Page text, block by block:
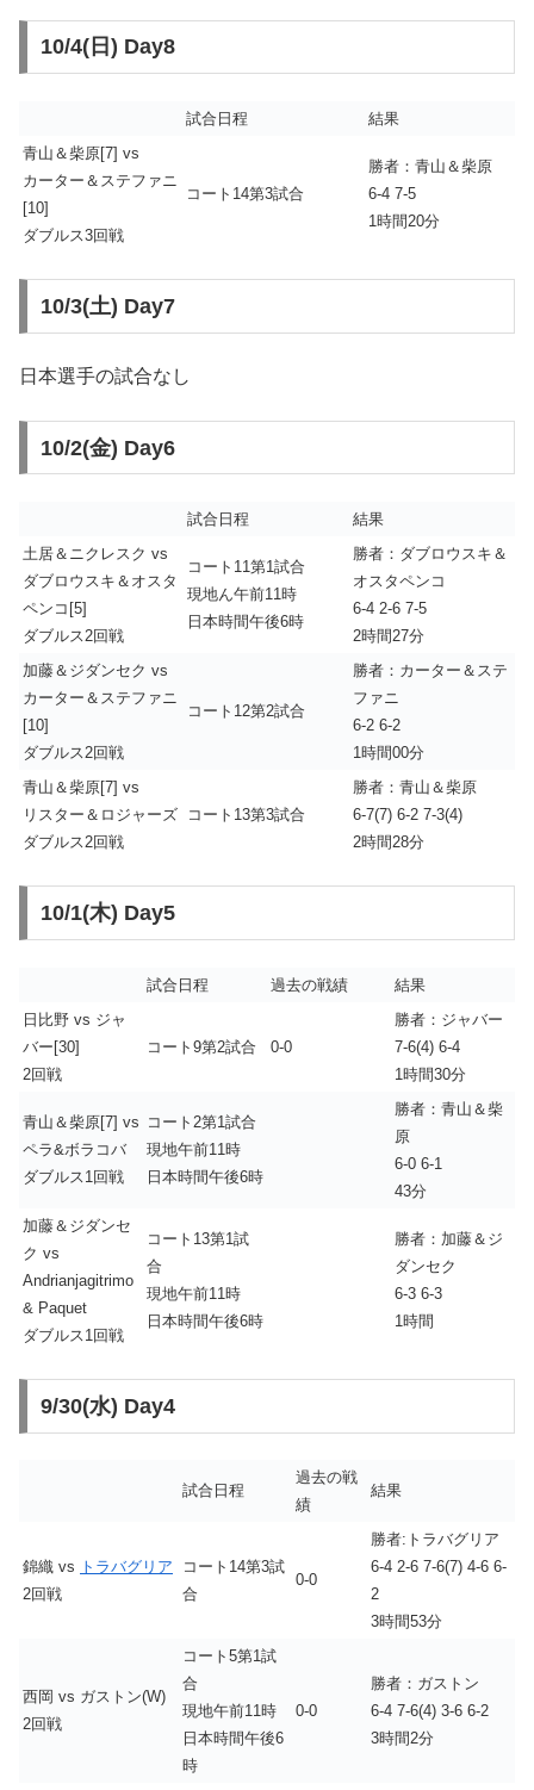
10/4(日) Day8
試合日程
結果
青山＆柴原[7] vs
カーター＆ステファニ
[10]
ダブルス3回戦
コート14第3試合
勝者：青山＆柴原
6-4 7-5
1時間20分
10/3(土) Day7
日本選手の試合なし
10/2(金) Day6
試合日程
結果
土居＆ニクレスク vs
ダブロウスキ＆オスタ
ペンコ[5]
ダブルス2回戦
コート11第1試合
現地ん午前11時
日本時間午後6時
勝者：ダブロウスキ＆
オスタペンコ
6-4 2-6 7-5
2時間27分
加藤＆ジダンセク vs
カーター＆ステファニ
[10]
ダブルス2回戦
コート12第2試合
勝者：カーター＆ステ
ファニ
6-2 6-2
1時間00分
青山＆柴原[7] vs
リスター＆ロジャーズ
ダブルス2回戦
コート13第3試合
勝者：青山＆柴原
6-7(7) 6-2 7-3(4)
2時間28分
10/1(木) Day5
試合日程 過去の戦績
結果
日比野 vs ジャ
バー[30]
2回戦
コート9第2試合 0-0
勝者：ジャバー
7-6(4) 6-4
1時間30分
青山＆柴原[7] vs
ペラ&ボラコバ
ダブルス1回戦
コート2第1試合
現地午前11時
日本時間午後6時
勝者：青山＆柴
原
6-0 6-1
43分
加藤＆ジダンセ
ク vs
Andrianjagitrimo
& Paquet
ダブルス1回戦
コート13第1試
合
現地午前11時
日本時間午後6時
勝者：加藤＆ジ
ダンセク
6-3 6-3
1時間
9/30(水) Day4
試合日程
過去の戦
績
結果
錦織 vs トラバグリア
2回戦
コート14第3試
合
0-0
勝者:トラバグリア
6-4 2-6 7-6(7) 4-6 6-
2
3時間53分
西岡 vs ガストン(W)
2回戦
コート5第1試
合
現地午前11時
日本時間午後6
時
0-0
勝者：ガストン
6-4 7-6(4) 3-6 6-2
3時間2分